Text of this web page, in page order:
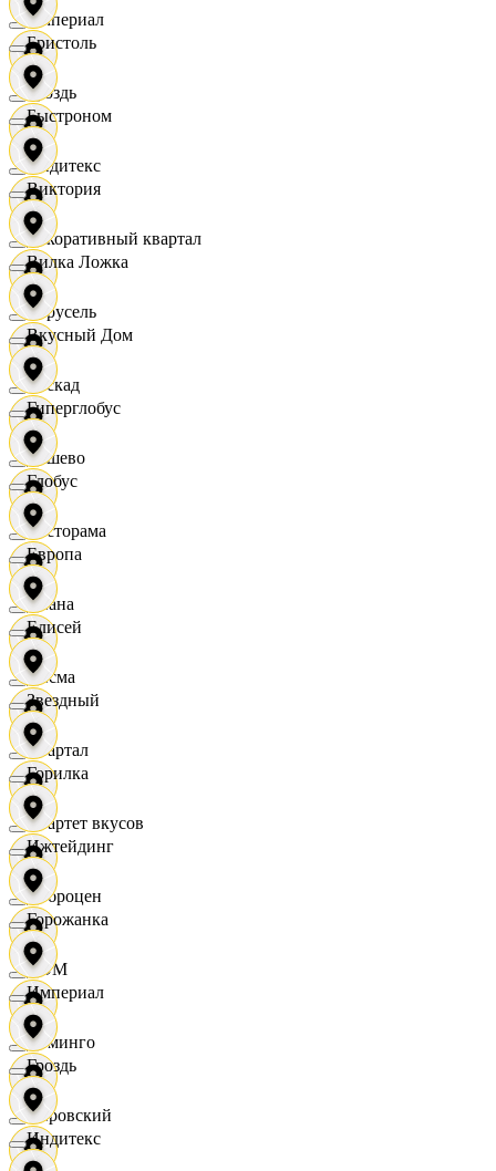
Империал
Гроздь
Индитекс
Декоративный квартал
Карусель
Каскад
Дёшево
Касторама
Диана
Дисма
Квартал
Квартет вкусов
Доброцен
ДОМ
Доминго
Кировский
Бристоль
Быстроном
Виктория
Вилка Ложка
Вкусный Дом
Гиперглобус
Глобус
Европа
Елисей
Звездный
Горилка
Ижтейдинг
Горожанка
Империал
Гроздь
Индитекс